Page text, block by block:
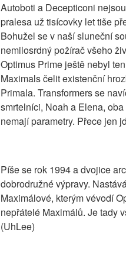
Autoboti a Decepticoni
pralesa už tisícovky let tiše
Bohužel se v naší sluneční
nemilosrdný požírač všeho
Optimus Prime ještě nebyl
Maximals čelit existenční
Primala. Transformers se
smrtelníci, Noah a Elena,
nemají parametry. Přece jen
Píše se rok 1994 a dvojice
dobrodružné výpravy.
Maximálové, kterým vévodí
nepřátelé Maximálů. Je tady
(UhLee)